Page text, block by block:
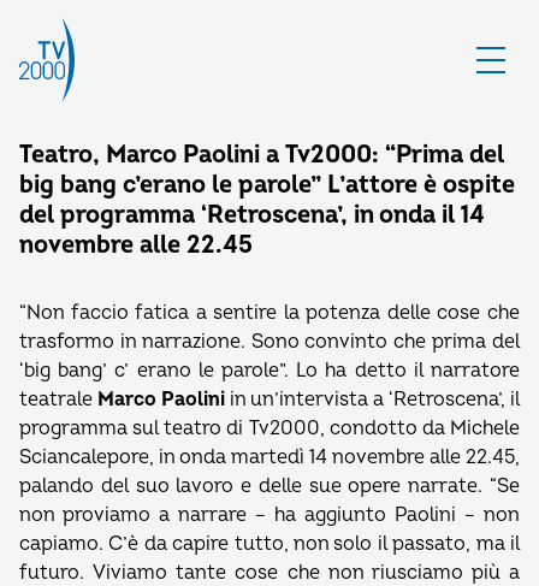
Teatro, Marco Paolini a Tv2000: “Prima del
big bang c’erano le parole” L’attore è ospite
del programma ‘Retroscena’, in onda il 14
novembre alle 22.45
“Non faccio fatica a sentire la potenza delle cose che
trasformo in narrazione. Sono convinto che prima del
‘big bang’ c’ erano le parole”. Lo ha detto il narratore
teatrale Marco Paolini in un’intervista a ‘Retroscena’, il
programma sul teatro di Tv2000, condotto da Michele
Sciancalepore, in onda martedì 14 novembre alle 22.45,
palando del suo lavoro e delle sue opere narrate. “Se
non proviamo a narrare – ha aggiunto Paolini – non
capiamo. C’è da capire tutto, non solo il passato, ma il
futuro. Viviamo tante cose che non riusciamo più a